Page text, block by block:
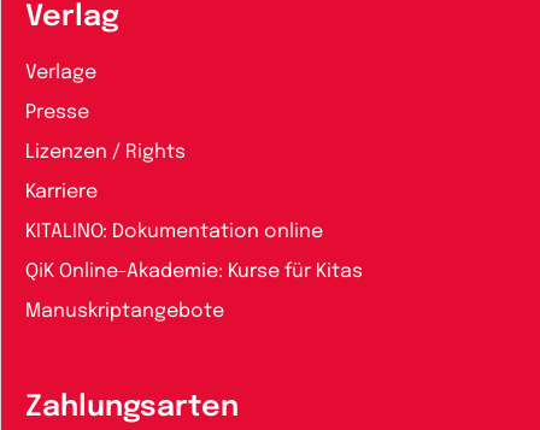
Verlag
Verlage
Presse
Lizenzen / Rights
Karriere
KITALINO: Dokumentation online
QiK Online-Akademie: Kurse für Kitas
Manuskriptangebote
Zahlungsarten